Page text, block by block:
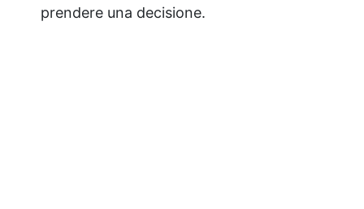
prendere una decisione.